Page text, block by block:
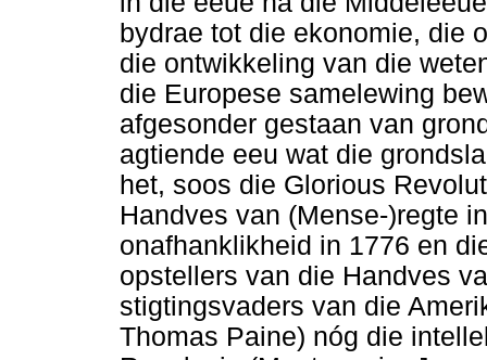
bydrae tot die ekonomie, die
die ontwikkeling van die
die Europese samelewing
afgesonder gestaan van
agtiende eeu wat die
het, soos die Glorious
Handves van (Mense-)regte
onafhanklikheid in 1776 en
opstellers van die Handves
stigtingsvaders van die
Thomas Paine) nóg die